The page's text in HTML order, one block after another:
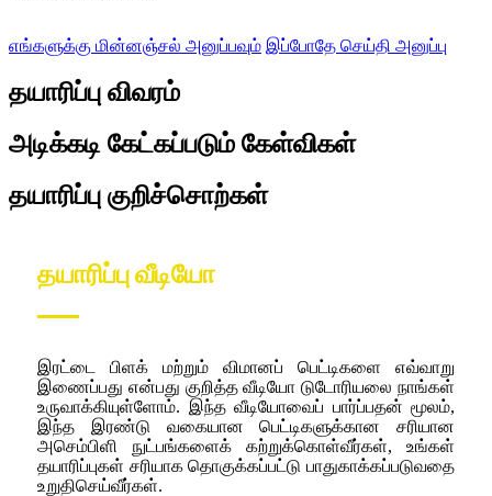
எங்களுக்கு மின்னஞ்சல் அனுப்பவும் இப்போதே செய்தி அனுப்பு
தயாரிப்பு விவரம்
அடிக்கடி கேட்கப்படும் கேள்விகள்
தயாரிப்பு குறிச்சொற்கள்
தயாரிப்பு வீடியோ
இரட்டை பிளக் மற்றும் விமானப் பெட்டிகளை எவ்வாறு
இணைப்பது என்பது குறித்த வீடியோ டுடோரியலை நாங்கள்
உருவாக்கியுள்ளோம். இந்த வீடியோவைப் பார்ப்பதன் மூலம்,
இந்த இரண்டு வகையான பெட்டிகளுக்கான சரியான
அசெம்பிளி நுட்பங்களைக் கற்றுக்கொள்வீர்கள், உங்கள்
தயாரிப்புகள் சரியாக தொகுக்கப்பட்டு பாதுகாக்கப்படுவதை
உறுதிசெய்வீர்கள்.